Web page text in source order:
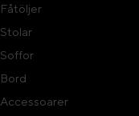
Fåtöljer
Stolar
Soffor
Bord
Accessoarer